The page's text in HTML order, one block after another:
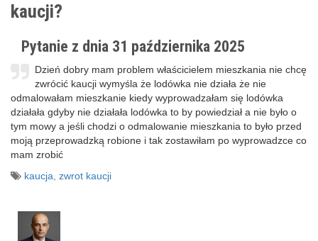
kaucji?
Pytanie z dnia 31 października 2025
Dzień dobry mam problem właścicielem mieszkania nie chcę
zwrócić kaucji wymyśla że lodówka nie działa że nie
odmalowałam mieszkanie kiedy wyprowadzałam się lodówka
działała gdyby nie działała lodówka to by powiedział a nie było o
tym mowy a jeśli chodzi o odmalowanie mieszkania to było przed
moją przeprowadzką robione i tak zostawiłam po wyprowadzce co
mam zrobić
kaucja zwrot kaucji